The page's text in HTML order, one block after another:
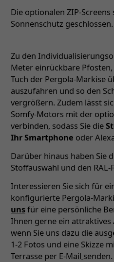
Die optionalen ZIP-
Sonnenschutz geschlossen.
Zu den
Meter einrückbare
Tuch der Pergola-Markise
auszufahren und so den
vergrößern. Zudem lässt
Somfy-Motors mit der
verbinden, sodass Sie die
Ihr Smartphone oder
Darüber hinaus haben Sie
Stoffauswahl und den
Interessieren Sie sich für
konfigurierte Pergola-
unsfür eine persönliche
Ihnen gerne ein attraktives
wenn Sie uns dazu die
1-2 Fotos und eine Skizze
Terrasse per E-Mail senden.